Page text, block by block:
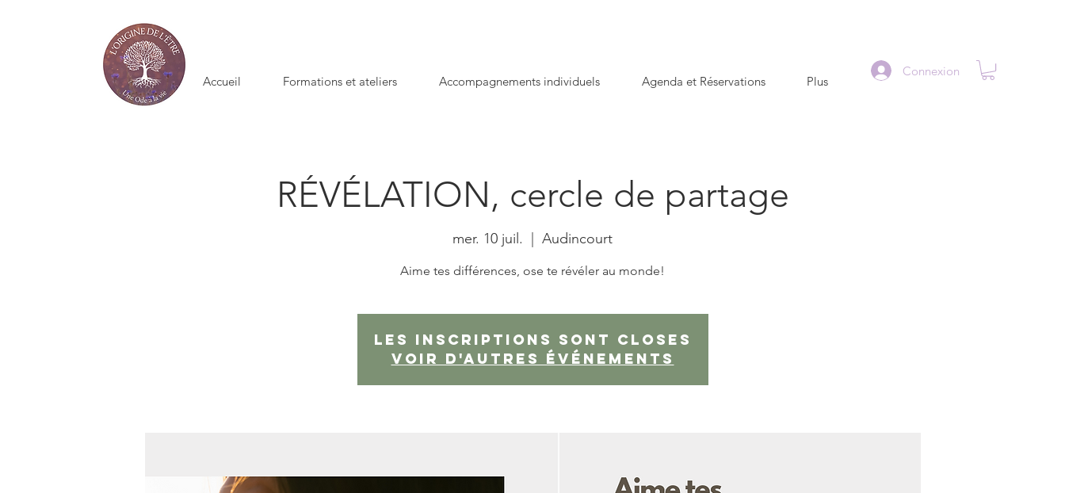
Accueil Formations et ateliers Accompagnements individuels Agenda et Réservations Plus
Connexion
RÉVÉLATION, cercle de partage
mer. 10 juil. Audincourt
Aime tes différences, ose te révéler au monde!
Les inscriptions sont closes
Voir d'autres événements